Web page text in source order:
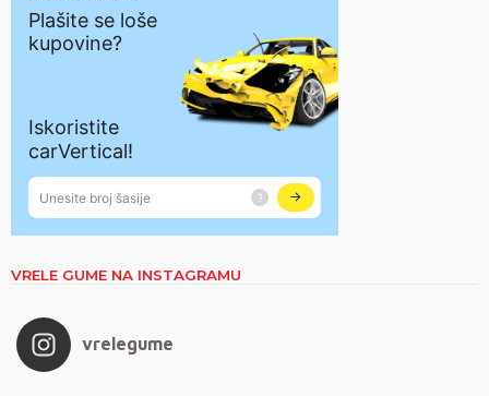
VRELE GUME NA INSTAGRAMU
vrelegume